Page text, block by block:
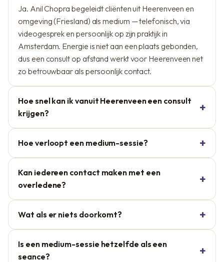
Ja. Anil Chopra begeleidt cliënten uit Heerenveen en
omgeving (Friesland) als medium — telefonisch, via
videogesprek en persoonlijk op zijn praktijk in
Amsterdam. Energie is niet aan een plaats gebonden,
dus een consult op afstand werkt voor Heerenveen net
zo betrouwbaar als persoonlijk contact.
Hoe snel kan ik vanuit Heerenveen een consult
krijgen?
Hoe verloopt een medium-sessie?
Kan iedereen contact maken met een
overledene?
Wat als er niets doorkomt?
Is een medium-sessie hetzelfde als een
seance?